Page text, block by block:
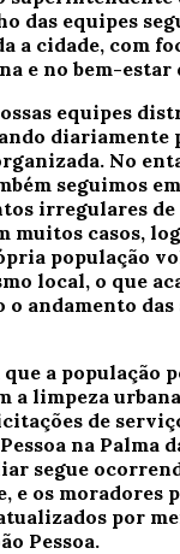
das equipes
a cidade, com
e no bem-estar
equipes
diariamente
No
seguimos
irregulares
muitos casos,
população
local, o que
andamento das
a população
a limpeza
de
na Palma
segue
e os moradores
por
Pessoa.